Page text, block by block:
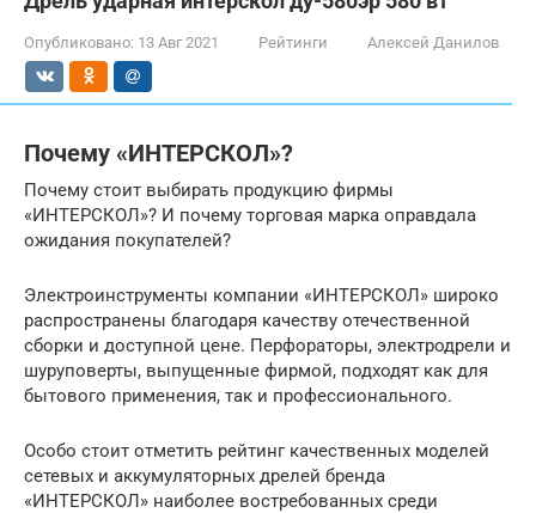
Опубликовано: 13 Авг 2021 Рейтинги Алексей Данилов
Почему «ИНТЕРСКОЛ»?
Почему стоит выбирать продукцию фирмы
«ИНТЕРСКОЛ»? И почему торговая марка оправдала
ожидания покупателей?
Электроинструменты компании «ИНТЕРСКОЛ» широко
распространены благодаря качеству отечественной
сборки и доступной цене. Перфораторы, электродрели и
шуруповерты, выпущенные фирмой, подходят как для
бытового применения, так и профессионального.
Особо стоит отметить рейтинг качественных моделей
сетевых и аккумуляторных дрелей бренда
«ИНТЕРСКОЛ» наиболее востребованных среди